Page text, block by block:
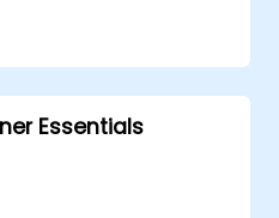
in AWS Cloud9 zu
und
unter Nutzung
Essentials